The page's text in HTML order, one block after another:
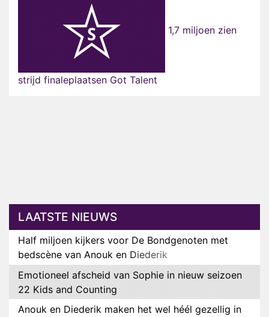
1,7 miljoen zien
strijd finaleplaatsen Got Talent
LAATSTE NIEUWS
Half miljoen kijkers voor De Bondgenoten met
bedscène van Anouk en Diederik
Emotioneel afscheid van Sophie in nieuw seizoen
22 Kids and Counting
Anouk en Diederik maken het wel héél gezellig in